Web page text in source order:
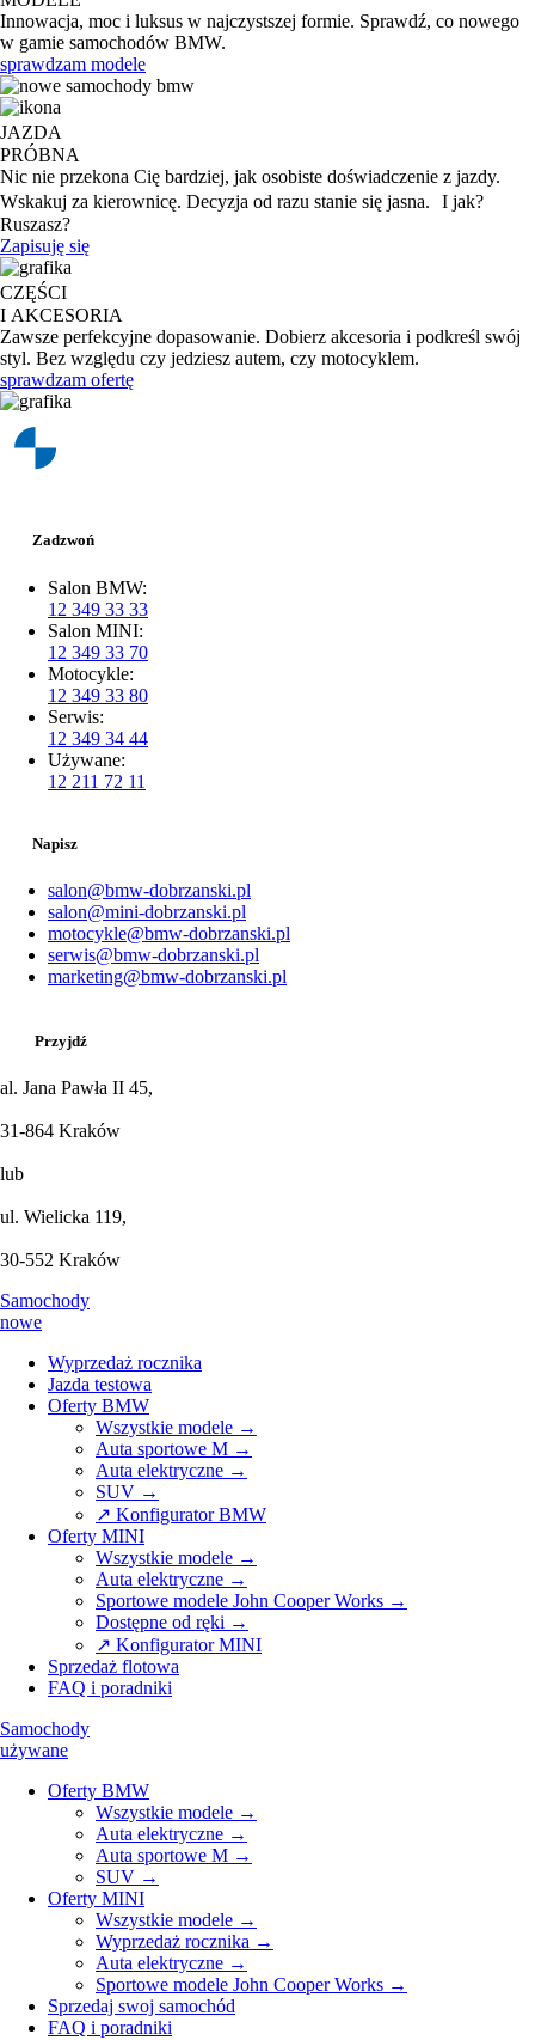
Innowacja, moc i luksus w najczystszej formie. Sprawdź, co nowego
w gamie samochodów BMW.
sprawdzam modele
JAZDA
PRÓBNA
Nic nie przekona Cię bardziej, jak osobiste doświadczenie z jazdy.
Wskakuj za kierownicę. Decyzja od razu stanie się jasna. I jak?
Ruszasz?
Zapisuję się
CZĘŚCI
I AKCESORIA
Zawsze perfekcyjne dopasowanie. Dobierz akcesoria i podkreśl swój
styl. Bez względu czy jedziesz autem, czy motocyklem.
sprawdzam ofertę
Zadzwoń
Salon BMW:
12 349 33 33
Salon MINI:
12 349 33 70
Motocykle:
12 349 33 80
Serwis:
12 349 34 44
Używane:
12 211 72 11
Napisz
salon@bmw-dobrzanski.pl
salon@mini-dobrzanski.pl
motocykle@bmw-dobrzanski.pl
serwis@bmw-dobrzanski.pl
marketing@bmw-dobrzanski.pl
Przyjdź
al. Jana Pawła II 45,
31-864 Kraków
lub
ul. Wielicka 119,
30-552 Kraków
Samochody
nowe
Wyprzedaż rocznika
Jazda testowa
Oferty BMW
Wszystkie modele →
Auta sportowe M →
Auta elektryczne →
SUV →
↗ Konfigurator BMW
Oferty MINI
Wszystkie modele →
Auta elektryczne →
Sportowe modele John Cooper Works →
Dostępne od ręki →
↗ Konfigurator MINI
Sprzedaż flotowa
FAQ i poradniki
Samochody
używane
Oferty BMW
Wszystkie modele →
Auta elektryczne →
Auta sportowe M →
SUV →
Oferty MINI
Wszystkie modele →
Wyprzedaż rocznika →
Auta elektryczne →
Sportowe modele John Cooper Works →
Sprzedaj swoj samochód
FAQ i poradniki